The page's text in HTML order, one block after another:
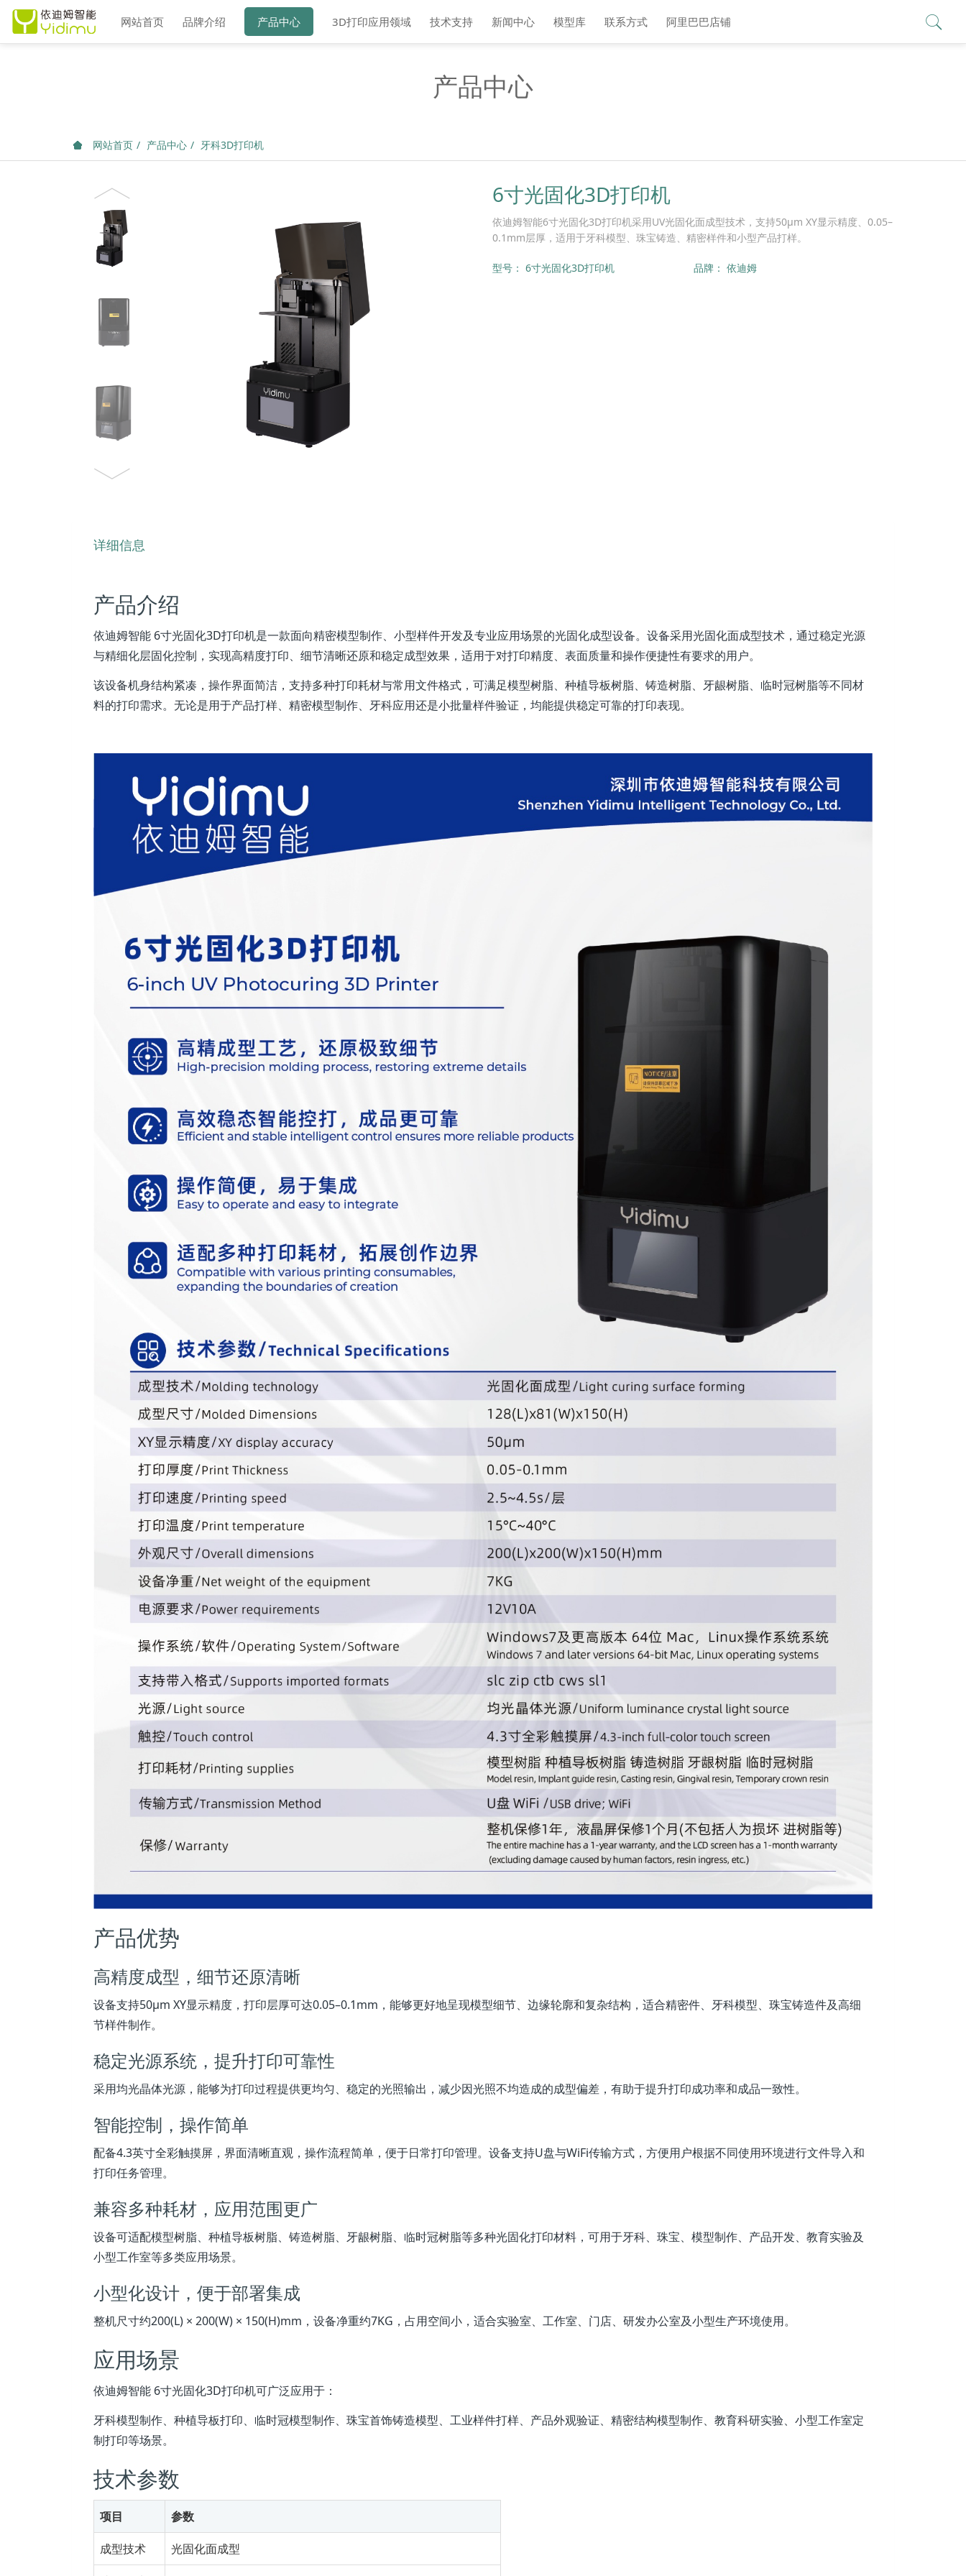
网站首页 品牌介绍 产品中心 3D打印应用领域 技术支持 新闻中心 模型库 联系方式 阿里巴巴店铺
产品中心
网站首页 产品中心 牙科3D打印机
6寸光固化3D打印机
依迪姆智能6寸光固化3D打印机采用UV光固化面成型技术，支持50μm XY显示精度、0.05–
0.1mm层厚，适用于牙科模型、珠宝铸造、精密样件和小型产品打样。
型号： 6寸光固化3D打印机 品牌： 依迪姆
详细信息
产品介绍
依迪姆智能 6寸光固化3D打印机是一款面向精密模型制作、小型样件开发及专业应用场景的光固化成型设备。设备采用光固化面成型技术，通过稳定光源
与精细化层固化控制，实现高精度打印、细节清晰还原和稳定成型效果，适用于对打印精度、表面质量和操作便捷性有要求的用户。
该设备机身结构紧凑，操作界面简洁，支持多种打印耗材与常用文件格式，可满足模型树脂、种植导板树脂、铸造树脂、牙龈树脂、临时冠树脂等不同材
料的打印需求。无论是用于产品打样、精密模型制作、牙科应用还是小批量样件验证，均能提供稳定可靠的打印表现。
产品优势
高精度成型，细节还原清晰
设备支持50μm XY显示精度，打印层厚可达0.05–0.1mm，能够更好地呈现模型细节、边缘轮廓和复杂结构，适合精密件、牙科模型、珠宝铸造件及高细
节样件制作。
稳定光源系统，提升打印可靠性
采用均光晶体光源，能够为打印过程提供更均匀、稳定的光照输出，减少因光照不均造成的成型偏差，有助于提升打印成功率和成品一致性。
智能控制，操作简单
配备4.3英寸全彩触摸屏，界面清晰直观，操作流程简单，便于日常打印管理。设备支持U盘与WiFi传输方式，方便用户根据不同使用环境进行文件导入和
打印任务管理。
兼容多种耗材，应用范围更广
设备可适配模型树脂、种植导板树脂、铸造树脂、牙龈树脂、临时冠树脂等多种光固化打印材料，可用于牙科、珠宝、模型制作、产品开发、教育实验及
小型工作室等多类应用场景。
小型化设计，便于部署集成
整机尺寸约200(L) × 200(W) × 150(H)mm，设备净重约7KG，占用空间小，适合实验室、工作室、门店、研发办公室及小型生产环境使用。
应用场景
依迪姆智能 6寸光固化3D打印机可广泛应用于：
牙科模型制作、种植导板打印、临时冠模型制作、珠宝首饰铸造模型、工业样件打样、产品外观验证、精密结构模型制作、教育科研实验、小型工作室定
制打印等场景。
技术参数
项目 参数
成型技术 光固化面成型